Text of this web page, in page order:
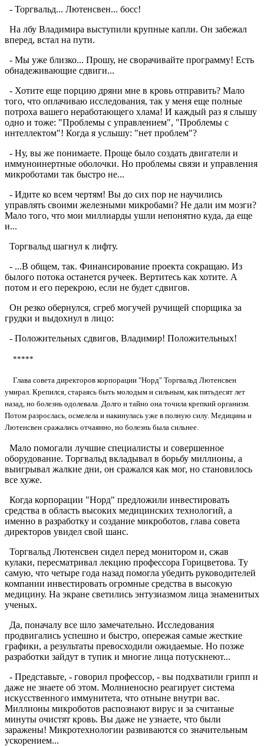
- Торгвальд... Лютенсвен... босс!
На лбу Владимира выступили крупные капли. Он забежал
вперед, встал на пути.
- Мы уже близко... Прошу, не сворачивайте программу! Есть
обнадеживающие сдвиги...
- Хотите еще порцию дряни мне в кровь отправить? Мало
того, что оплачиваю исследования, так у меня еще полные
потроха вашего неработающего хлама! И каждый раз я слышу
одно и тоже: "Проблемы с управлением", "Проблемы с
интеллектом"! Когда я услышу: "нет проблем"?
- Ну, вы же понимаете. Проще было создать двигатели и
иммуноинертные оболочки. Но проблемы связи и управления
микроботами так быстро не...
- Идите ко всем чертям! Вы до сих пор не научились
управлять своими железными микробами? Не дали им мозги?
Мало того, что мои миллиарды ушли непонятно куда, да еще
и...
Торгвальд шагнул к лифту.
- ...В общем, так. Финансирование проекта сокращаю. Из
былого потока останется ручеек. Вертитесь как хотите. А
потом и его перекрою, если не будет сдвигов.
Он резко обернулся, сгреб могучей ручищей спорщика за
грудки и выдохнул в лицо:
- Положительных сдвигов, Владимир! Положительных!
*****
Глава совета директоров корпорации "Норд" Торгвальд Лютенсвен
умирал. Крепился, стараясь быть молодым и сильным, как пятьдесят лет
назад, но болезнь одолевала. Долго и тайно она точила крепкий организм.
Потом разрослась, осмелела и накинулась уже в полную силу. Медицина и
Лютенсвен сражались отчаянно, но болезнь была сильнее.
Мало помогали лучшие специалисты и совершенное
оборудование. Торгвальд вкладывал в борьбу миллионы, а
выигрывал жалкие дни, он сражался как мог, но становилось
все хуже.
Когда корпорации "Норд" предложили инвестировать
средства в область высоких медицинских технологий, а
именно в разработку и создание микроботов, глава совета
директоров увидел свой шанс.
Торгвальд Лютенсвен сидел перед монитором и, сжав
кулаки, пересматривал лекцию профессора Горицветова. Ту
самую, что четыре года назад помогла убедить руководителей
компании инвестировать огромные средства в высокую
медицину. На экране светились энтузиазмом лица знаменитых
ученых.
Да, поначалу все шло замечательно. Исследования
продвигались успешно и быстро, опережая самые жесткие
графики, а результаты превосходили ожидаемые. Но позже
разработки зайдут в тупик и многие лица потускнеют...
- Представьте, - говорил профессор, - вы подхватили грипп и
даже не знаете об этом. Молниеносно реагирует система
искусственного иммунитета, что отныне внутри вас.
Миллионы микроботов распознают вирус и за считаные
минуты очистят кровь. Вы даже не узнаете, что были
заражены! Микротехнологии развиваются со значительным
ускорением...